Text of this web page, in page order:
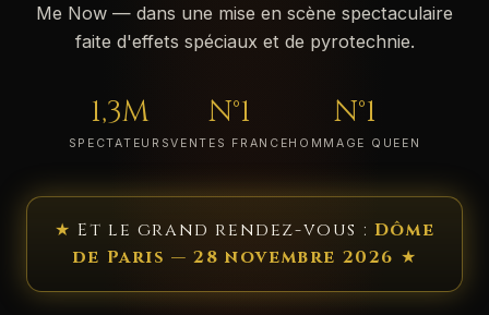
Me Now — dans une mise en scène spectaculaire
faite d'effets spéciaux et de pyrotechnie.
1,3M
SPECTATEURS
N°1
VENTES FRANCE
N°1
HOMMAGE QUEEN
★ Et le grand rendez-vous : Dôme
de Paris — 28 novembre 2026 ★